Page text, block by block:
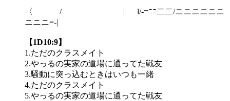
〈 / | l/‐=ﾆﾆ二二/ニニニニニニ
ニニニ=‐|
【1D10:9】
1.ただのクラスメイト
2.やっるの実家の道場に通ってた戦友
3.騒動に突っ込むときはいつも一緒
4.ただのクラスメイト
5.やっるの実家の道場に通ってた戦友